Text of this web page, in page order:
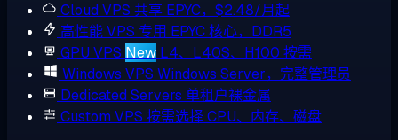
Cloud VPS 共享 EPYC，$2.48/月起
高性能 VPS 专用 EPYC 核心，DDR5
GPU VPS New L4、L40S、H100 按需
Windows VPS Windows Server，完整管理员
Dedicated Servers 单租户裸金属
Custom VPS 按需选择 CPU、内存、磁盘